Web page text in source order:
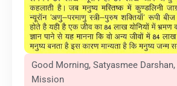
Good Morning, Satyasmee Darshan,
Mission